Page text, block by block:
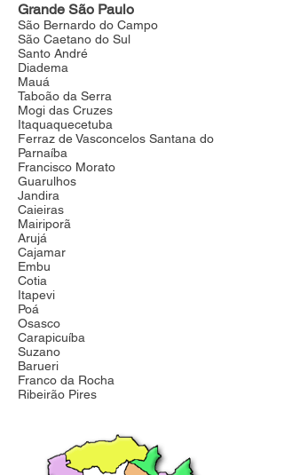
Grande São Paulo
São Bernardo do Campo
São Caetano do Sul
Santo André
Diadema
Mauá
Taboão da Serra
Mogi das Cruzes
Itaquaquecetuba
Ferraz de Vasconcelos Santana do
Parnaíba
Francisco Morato
Guarulhos
Jandira
Caieiras
Mairiporã
Arujá
Cajamar
Embu
Cotia
Itapevi
Poá
Osasco
Carapicuíba
Suzano
Barueri
Franco da Rocha
Ribeirão Pires